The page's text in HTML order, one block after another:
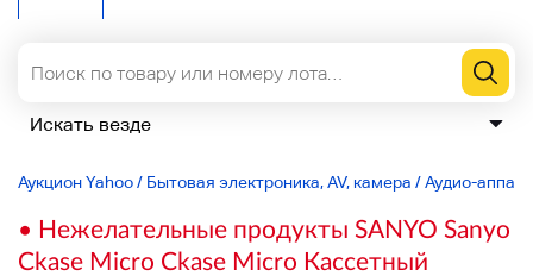
Аукцион Yahoo/ Бытовая электроника, AV, камера /Аудио-
• Нежелательные продукты SANYO Sanyo
Ckase Micro Ckase Micro Кассетный